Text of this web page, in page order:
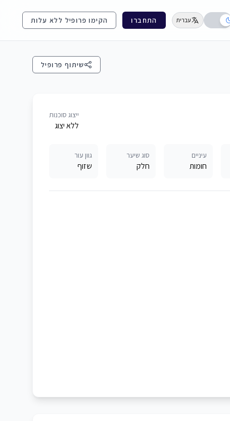
עברית התחברו הקימו פרופיל ללא עלות
שיתוף פרופיל
ייצוג סוכנות
ללא יצוג
עיניים
חומות
סוג שיער
חלק
גוון עור
שזוף